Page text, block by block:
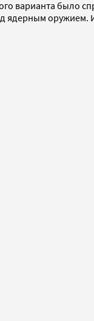
варианта было
ядерным